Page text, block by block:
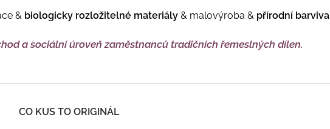
& biologicky rozložitelné materiály& malovýroba & přírodní barviva
a sociální úroveň zaměstnanců tradičních řemeslných dílen.
CO KUS TO ORIGINÁL